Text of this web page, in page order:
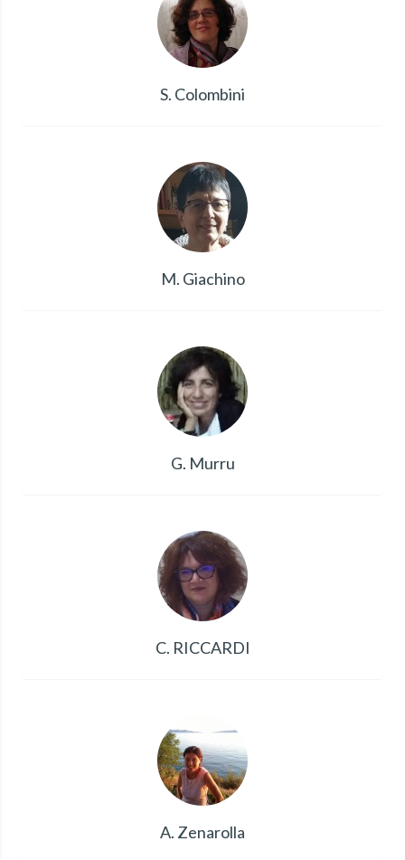
S. Colombini
M. Giachino
G. Murru
C. RICCARDI
A. Zenarolla